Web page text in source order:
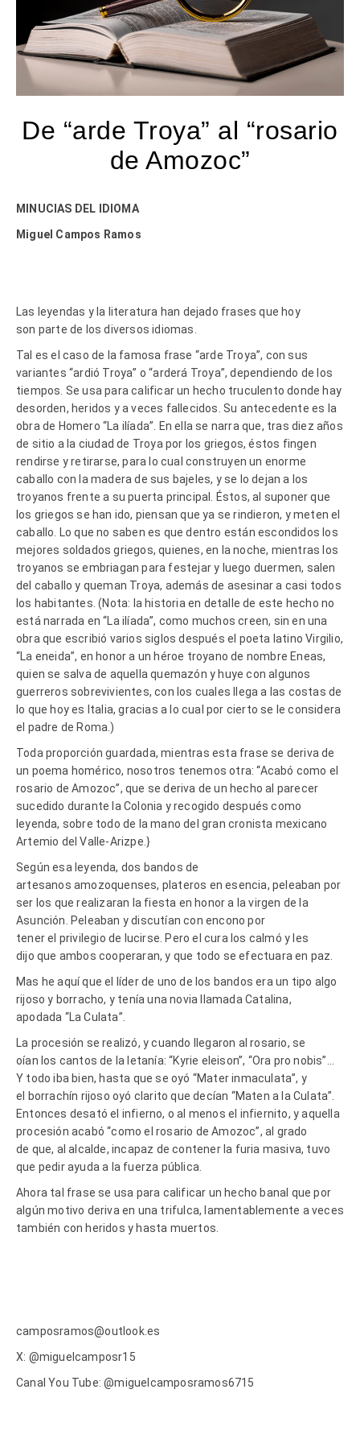
De “arde Troya” al “rosario
de Amozoc”
MINUCIAS DEL IDIOMA
Miguel Campos Ramos
Las leyendas y la literatura han dejado frases que hoy
son parte de los diversos idiomas.
Tal es el caso de la famosa frase “arde Troya”, con sus
variantes “ardió Troya” o “arderá Troya”, dependiendo de los
tiempos. Se usa para calificar un hecho truculento donde hay
desorden, heridos y a veces fallecidos. Su antecedente es la
obra de Homero “La ilíada”. En ella se narra que, tras diez años
de sitio a la ciudad de Troya por los griegos, éstos fingen
rendirse y retirarse, para lo cual construyen un enorme
caballo con la madera de sus bajeles, y se lo dejan a los
troyanos frente a su puerta principal. Éstos, al suponer que
los griegos se han ido, piensan que ya se rindieron, y meten el
caballo. Lo que no saben es que dentro están escondidos los
mejores soldados griegos, quienes, en la noche, mientras los
troyanos se embriagan para festejar y luego duermen, salen
del caballo y queman Troya, además de asesinar a casi todos
los habitantes. (Nota: la historia en detalle de este hecho no
está narrada en “La ilíada”, como muchos creen, sin en una
obra que escribió varios siglos después el poeta latino Virgilio,
“La eneida”, en honor a un héroe troyano de nombre Eneas,
quien se salva de aquella quemazón y huye con algunos
guerreros sobrevivientes, con los cuales llega a las costas de
lo que hoy es Italia, gracias a lo cual por cierto se le considera
el padre de Roma.)
Toda proporción guardada, mientras esta frase se deriva de
un poema homérico, nosotros tenemos otra: “Acabó como el
rosario de Amozoc”, que se deriva de un hecho al parecer
sucedido durante la Colonia y recogido después como
leyenda, sobre todo de la mano del gran cronista mexicano
Artemio del Valle-Arizpe.}
Según esa leyenda, dos bandos de
artesanos amozoquenses, plateros en esencia, peleaban por
ser los que realizaran la fiesta en honor a la virgen de la
Asunción. Peleaban y discutían con encono por
tener el privilegio de lucirse. Pero el cura los calmó y les
dijo que ambos cooperaran, y que todo se efectuara en paz.
Mas he aquí que el líder de uno de los bandos era un tipo algo
rijoso y borracho, y tenía una novia llamada Catalina,
apodada “La Culata”.
La procesión se realizó, y cuando llegaron al rosario, se
oían los cantos de la letanía: “Kyrie eleison”, “Ora pro nobis”…
Y todo iba bien, hasta que se oyó “Mater inmaculata”, y
el borrachín rijoso oyó clarito que decían “Maten a la Culata”.
Entonces desató el infierno, o al menos el infiernito, y aquella
procesión acabó “como el rosario de Amozoc”, al grado
de que, al alcalde, incapaz de contener la furia masiva, tuvo
que pedir ayuda a la fuerza pública.
Ahora tal frase se usa para calificar un hecho banal que por
algún motivo deriva en una trifulca, lamentablemente a veces
también con heridos y hasta muertos.
camposramos@outlook.es
X: @miguelcamposr15
Canal You Tube: @miguelcamposramos6715